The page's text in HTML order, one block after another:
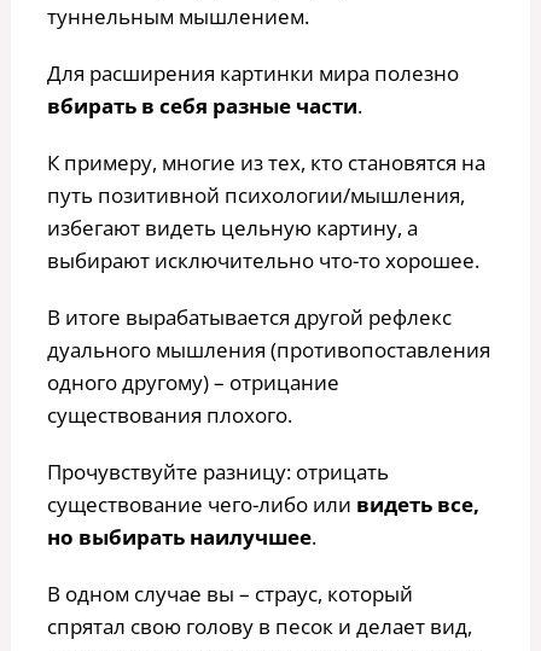
туннельным мышлением.
Для расширения картинки мира полезно
вбирать в себя разные части.
К примеру, многие из тех, кто становятся на
путь позитивной психологии/мышления,
избегают видеть цельную картину, а
выбирают исключительно что-то хорошее.
В итоге вырабатывается другой рефлекс
дуального мышления (противопоставления
одного другому) – отрицание
существования плохого.
Прочувствуйте разницу: отрицать
существование чего-либо или видеть все,
но выбирать наилучшее.
В одном случае вы – страус, который
спрятал свою голову в песок и делает вид,